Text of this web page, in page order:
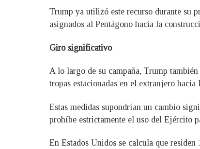
Trump ya utilizó este recurso durante su
asignados al Pentágono hacia la
Giro significativo
A lo largo de su campaña, Trump
tropas estacionadas en el extranjero
Estas medidas supondrían un cambio
prohíbe estrictamente el uso del Ejército
En Estados Unidos se calcula que